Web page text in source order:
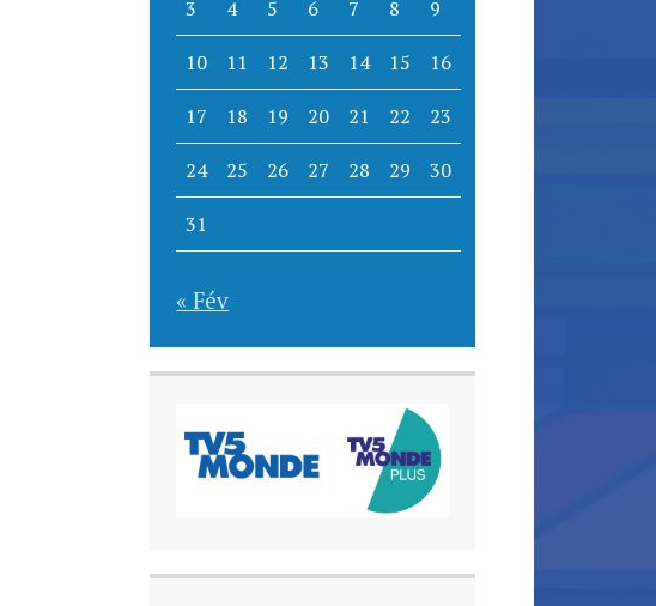
3 4 5 6 7 8 9
10 11 12 13 14 15 16
17 18 19 20 21 22 23
24 25 26 27 28 29 30
31
« Fév